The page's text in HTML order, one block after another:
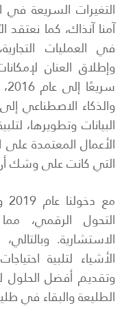
التغيرات السريعة
آمنا آنذاك، كما نعتقد
في العمليات
وإطلاق العنان
والذكاء الاصطناعي
البيانات وتطويرها،
الأعمال المعتمدة
التي كانت على وشك
التحول الرقمي،
الاستشارية.
الأشياء لتلبية
وتقديم أفضل الحلول
الطليعة والبقاء في